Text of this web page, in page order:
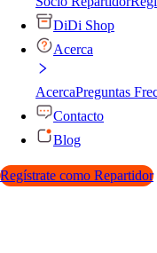
DiDi Shop
Acerca
AcercaPreguntas
Contacto
Blog
Regístrate como Repartidor